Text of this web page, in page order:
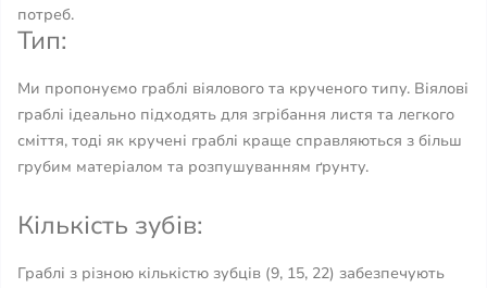
потреб.
Тип:
Ми пропонуємо граблі віялового та крученого типу. Віялові
граблі ідеально підходять для згрібання листя та легкого
сміття, тоді як кручені граблі краще справляються з більш
грубим матеріалом та розпушуванням ґрунту.
Кількість зубів:
Граблі з різною кількістю зубців (9, 15, 22) забезпечують